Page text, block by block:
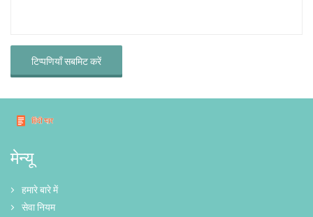
टिप्पणियाँ सबमिट करें
मेन्यू
हमारे बारे में
सेवा नियम